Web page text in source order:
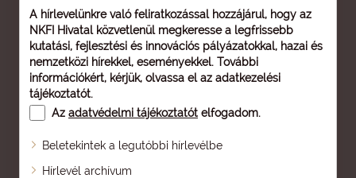
A hírlevelünkre való feliratkozással hozzájárul, hogy az
NKFI Hivatal közvetlenül megkeresse a legfrissebb
kutatási, fejlesztési és innovációs pályázatokkal, hazai és
nemzetközi hírekkel, eseményekkel. További
információkért, kérjük, olvassa el az adatkezelési
tájékoztatót.
Az adatvédelmi tájékoztatót elfogadom.
Beletekintek a legutóbbi hírlevélbe
Hírlevél archívum
Oldaltérkép